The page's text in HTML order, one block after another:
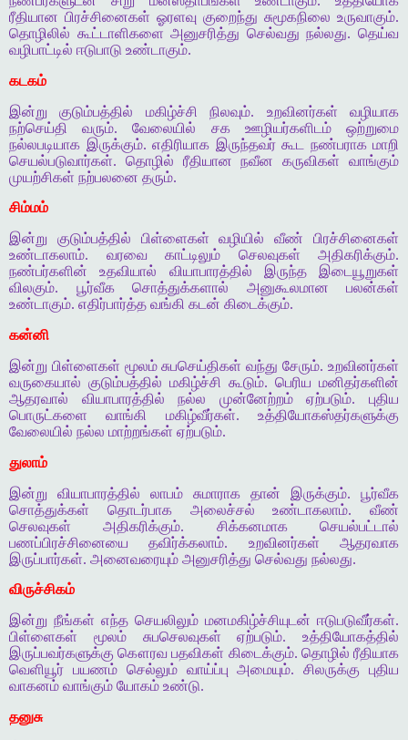
ரீதியான பிரச்சினைகள் ஓரளவு குறைந்து சுமூகநிலை உருவாகும்.
தொழிலில் கூட்டாளிகளை அனுசரித்து செல்வது நல்லது. தெய்வ
வழிபாட்டில் ஈடுபாடு உண்டாகும்.
கடகம்
இன்று குடும்பத்தில் மகிழ்ச்சி நிலவும். உறவினர்கள் வழியாக
நற்செய்தி வரும். வேலையில் சக ஊழியர்களிடம் ஒற்றுமை
நல்லபடியாக இருக்கும். எதிரியாக இருந்தவர் கூட நண்பராக மாறி
செயல்படுவார்கள். தொழில் ரீதியான நவீன கருவிகள் வாங்கும்
முயற்சிகள் நற்பலனை தரும்.
சிம்மம்
இன்று குடும்பத்தில் பிள்ளைகள் வழியில் வீண் பிரச்சினைகள்
உண்டாகலாம். வரவை காட்டிலும் செலவுகள் அதிகரிக்கும்.
நண்பர்களின் உதவியால் வியாபாரத்தில் இருந்த இடையூறுகள்
விலகும். பூர்வீக சொத்துக்களால் அனுகூலமான பலன்கள்
உண்டாகும். எதிர்பார்த்த வங்கி கடன் கிடைக்கும்.
கன்னி
இன்று பிள்ளைகள் மூலம் சுபசெய்திகள் வந்து சேரும். உறவினர்கள்
வருகையால் குடும்பத்தில் மகிழ்ச்சி கூடும். பெரிய மனிதர்களின்
ஆதரவால் வியாபாரத்தில் நல்ல முன்னேற்றம் ஏற்படும். புதிய
பொருட்களை வாங்கி மகிழ்வீர்கள். உத்தியோகஸ்தர்களுக்கு
வேலையில் நல்ல மாற்றங்கள் ஏற்படும்.
துலாம்
இன்று வியாபாரத்தில் லாபம் சுமாராக தான் இருக்கும். பூர்வீக
சொத்துக்கள் தொடர்பாக அலைச்சல் உண்டாகலாம். வீண்
செலவுகள் அதிகரிக்கும். சிக்கனமாக செயல்பட்டால்
பணப்பிரச்சினையை தவிர்க்கலாம். உறவினர்கள் ஆதரவாக
இருப்பார்கள். அனைவரையும் அனுசரித்து செல்வது நல்லது.
விருச்சிகம்
இன்று நீங்கள் எந்த செயலிலும் மனமகிழ்ச்சியுடன் ஈடுபடுவீர்கள்.
பிள்ளைகள் மூலம் சுபசெலவுகள் ஏற்படும். உத்தியோகத்தில்
இருப்பவர்களுக்கு கௌரவ பதவிகள் கிடைக்கும். தொழில் ரீதியாக
வெளியூர் பயணம் செல்லும் வாய்ப்பு அமையும். சிலருக்கு புதிய
வாகனம் வாங்கும் யோகம் உண்டு.
தனுசு